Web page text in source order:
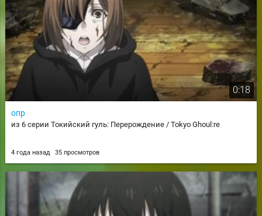
0:18
опр
из 6 серии Токийский гуль: Перерождение / Tokyo Ghoul:re
4 года назад 35 просмотров